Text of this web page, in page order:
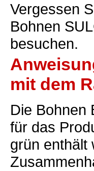
Vergessen
Bohnen
besuchen.
mit dem
Die Bohnen
für das
grün enthält